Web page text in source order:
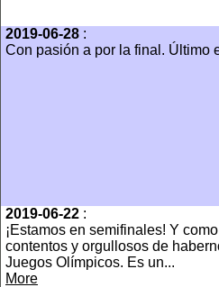
2019-06-28 :
Con pasión a por la final. Último
2019-06-22 :
¡Estamos en semifinales! Y
contentos y orgullosos de
Juegos Olímpicos. Es un...
More